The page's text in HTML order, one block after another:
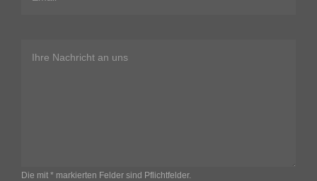
Die mit * markierten Felder sind Pflichtfelder.